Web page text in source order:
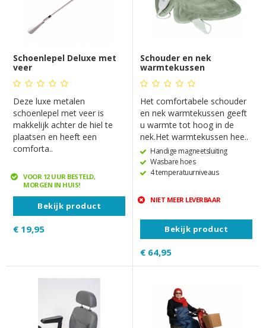
Schoenlepel Deluxe met
veer
Deze luxe metalen
schoenlepel met veer is
makkelijk achter de hiel te
plaatsen en heeft een
comforta..
VOOR 12 UUR BESTELD,
MORGEN IN HUIS!
Bekijk product
€ 19,95
Schouder en nek
warmtekussen
Het comfortabele schouder
en nek warmtekussen geeft
u warmte tot hoog in de
nek.Het warmtekussen hee..
Handige magneetsluiting
Wasbare hoes
4 temperatuurniveaus
NIET MEER LEVERBAAR
Bekijk product
€ 64,95